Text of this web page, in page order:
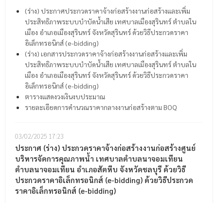
(ร่าง) ประกาศประกวดราคาจ้างก่อสร้างงานก่อสร้างและเพิ่ม
ประสิทธิภาพระบบบำบัดน้ำเสีย เทศบาลเมืองสุรินทร์ ตำบลใน
เมือง อำเภอเมืองสุรินทร์ จังหวัดสุรินทร์ ด้วยวิธีประกวดราคา
อิเล็กทรอนิกส์ (e-bidding)
(ร่าง) เอกสารประกวดราคาจ้างก่อสร้างงานก่อสร้างและเพิ่ม
ประสิทธิภาพระบบบำบัดน้ำเสีย เทศบาลเมืองสุรินทร์ ตำบลใน
เมือง อำเภอเมืองสุรินทร์ จังหวัดสุรินทร์ ด้วยวิธีประกวดราคา
อิเล็กทรอนิกส์ (e-bidding)
ตารางแสดงวงเงินงบประมาณ
รายละเอียดการคำนวณราคากลางงานก่อสร้างตาม BOQ
03/02/2025 17:23
ประกาศ (ร่าง) ประกวดราคาจ้างก่อสร้างงานก่อสร้างศูนย์
บริหารจัดการคุณภาพน้ำ เทศบาลตำบลนาจอมเทียน
ตำบลนาจอมเทียน อำเภอสัตหีบ จังหวัดชลบุรี ด้วยวิธี
ประกวดราคาอิเล็กทรอนิกส์ (e-bidding) ด้วยวิธีประกวด
ราคาอิเล็กทรอนิกส์ (e-bidding)